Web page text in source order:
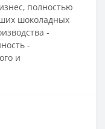
полностью
шоколадных
-
-
и